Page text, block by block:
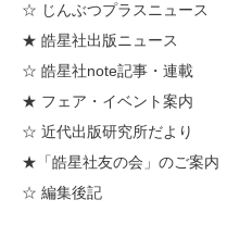
☆ じんぶつプラスニュース
★ 皓星社出版ニュース
☆ 皓星社note記事・連載
★ フェア・イベント案内
☆ 近代出版研究所だより
★「皓星社友の会」のご案内
☆ 編集後記